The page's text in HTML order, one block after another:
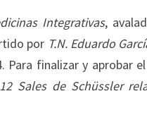
Integrativas,
por T.N. Eduardo
Para finalizar y aprobar el
Sales de Schüssler